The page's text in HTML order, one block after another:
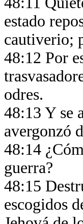
estado
cautiverio;
48:12 Por
odres.
48:13 Y se
avergonzó
48:14
guerra?
48:15
escogidos